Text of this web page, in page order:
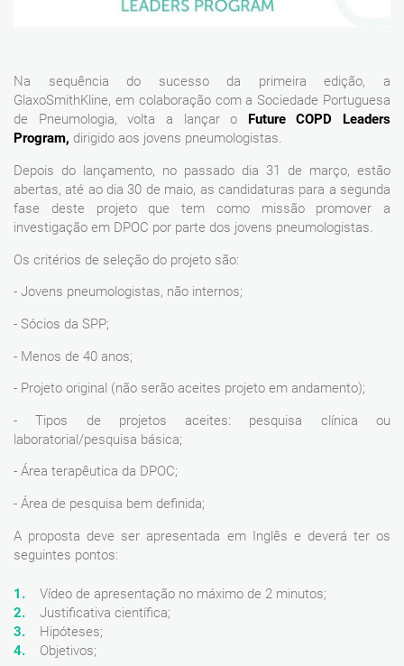
Na sequência do sucesso da primeira edição, a
GlaxoSmithKline, em colaboração com a Sociedade Portuguesa
de Pneumologia, volta a lançar o
Future COPD Leaders
Program, dirigido aos jovens pneumologistas.
Depois do lançamento, no passado dia 31 de março, estão
abertas, até ao dia 30 de maio, as candidaturas para a segunda
fase deste projeto que tem como missão promover a
investigação em DPOC por parte dos jovens pneumologistas.
Os critérios de seleção do projeto são:
- Jovens pneumologistas, não internos;
- Sócios da SPP;
- Menos de 40 anos;
- Projeto original (não serão aceites projeto em andamento);
- Tipos de projetos aceites: pesquisa clínica ou
laboratorial/pesquisa básica;
- Área terapêutica da DPOC;
- Área de pesquisa bem definida;
A proposta deve ser apresentada em Inglês e deverá ter os
seguintes pontos:
Vídeo de apresentação no máximo de 2 minutos;
Justificativa científica;
Hipóteses;
Objetivos;